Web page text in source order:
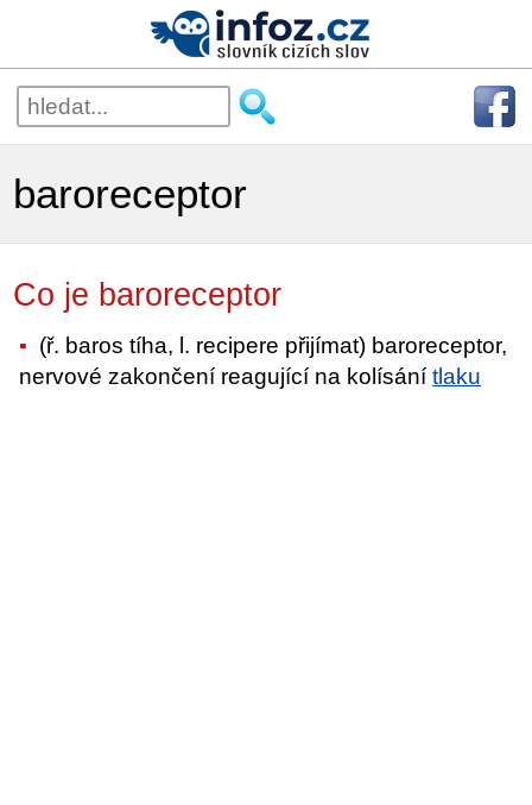
baroreceptor
Co je baroreceptor
(ř. baros tíha, l. recipere přijímat) baroreceptor,
nervové zakončení reagující na kolísánítlaku